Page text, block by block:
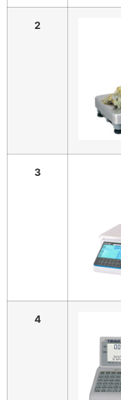
2
3
4